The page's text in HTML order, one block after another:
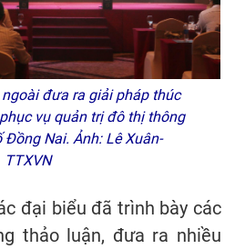
đưa ra giải pháp thúc
vụ quản trị đô thị thông
Nai. Ảnh: Lê Xuân-
TTXVN
đại biểu đã trình bày các
thảo luận, đưa ra nhiều